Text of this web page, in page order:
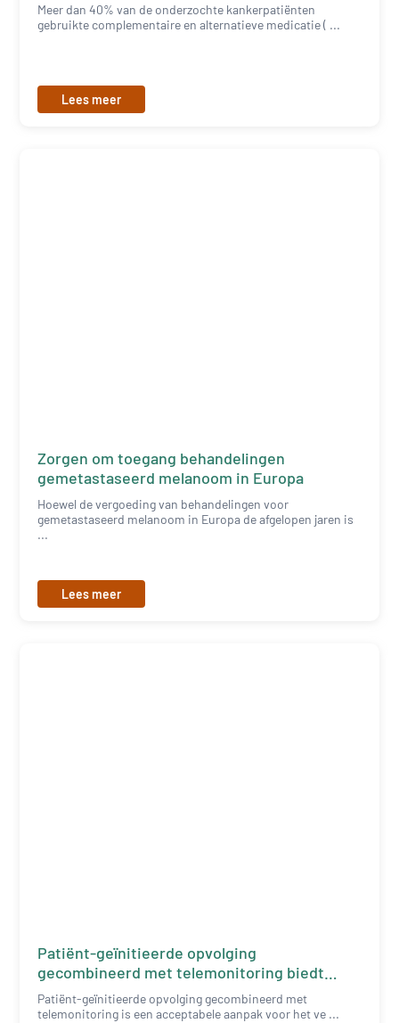
Meer dan 40% van de onderzochte kankerpatiënten
gebruikte complementaire en alternatieve medicatie ( ...
Lees meer
Zorgen om toegang behandelingen
gemetastaseerd melanoom in Europa
Hoewel de vergoeding van behandelingen voor
gemetastaseerd melanoom in Europa de afgelopen jaren is
...
Lees meer
Patiënt-geïnitieerde opvolging
gecombineerd met telemonitoring biedt
efficiëntere zorg bij stabiele SpA
Patiënt-geïnitieerde opvolging gecombineerd met
telemonitoring is een acceptabele aanpak voor het ve ...